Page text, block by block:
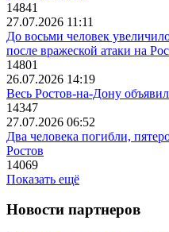
14841
27.07.2026 11:11
До восьми человек
после вражеской атаки на
14801
26.07.2026 14:19
Весь Ростов-на-Дону
14347
27.07.2026 06:52
Два человека погибли,
Ростов
14069
Показать ещё
Новости партнеров